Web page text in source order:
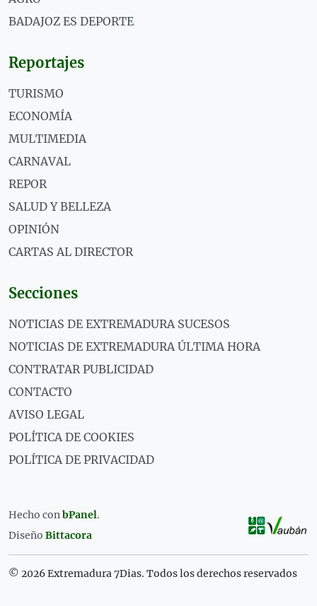
BADAJOZ ES DEPORTE
Reportajes
TURISMO
ECONOMÍA
MULTIMEDIA
CARNAVAL
REPOR
SALUD Y BELLEZA
OPINIÓN
CARTAS AL DIRECTOR
Secciones
NOTICIAS DE EXTREMADURA SUCESOS
NOTICIAS DE EXTREMADURA ÚLTIMA HORA
CONTRATAR PUBLICIDAD
CONTACTO
AVISO LEGAL
POLÍTICA DE COOKIES
POLÍTICA DE PRIVACIDAD
Hecho con bPanel.
Diseño Bittacora
© 2026 Extremadura 7Dias. Todos los derechos reservados